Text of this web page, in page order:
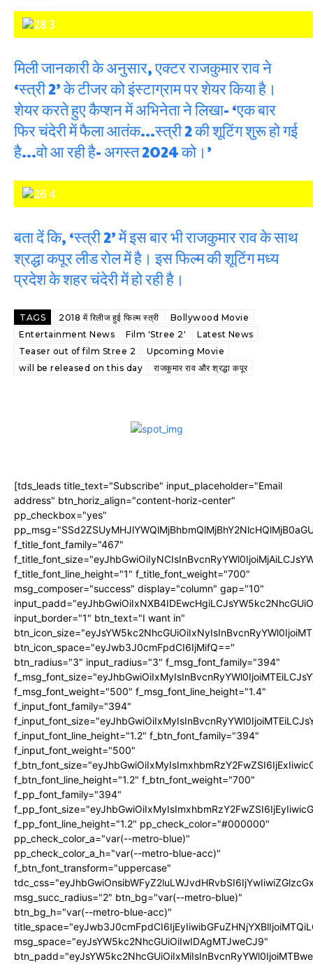
मिली जानकारी के अनुसार, एक्टर राजकुमार राव ने
‘स्त्री 2’ के टीजर को इंस्टाग्राम पर शेयर किया है।
शेयर करते हुए कैप्शन में अभिनेता ने लिखा- ‘एक बार
फिर चंदेरी में फैला आतंक…स्त्री 2 की शूटिंग शुरू हो गई
है…वो आ रही है- अगस्त 2024 को।’
बता दें कि, ‘स्त्री 2’ में इस बार भी राजकुमार राव के साथ
श्रद्धा कपूर लीड रोल में है। इस फिल्म की शूटिंग मध्य
प्रदेश के शहर चंदेरी में हो रही है।
TAGS 2018 में रिलीज हुई फिल्म स्त्री
Bollywood Movie
Entertainment News
Film 'Stree 2'
Latest News
Teaser out of film Stree 2
Upcoming Movie
will be released on this day
राजकुमार राव और श्रद्धा कपूर
[tds_leads title_text="Subscribe" input_placeholder="Email
address" btn_horiz_align="content-horiz-center"
pp_checkbox="yes"
f_title_font_family="467"
f_title_font_line_height="1" f_title_font_weight="700"
msg_composer="success" display="column" gap="10"
input_border="1" btn_text="I want in"
btn_icon_space="eyJwb3J0cmFpdCI6IjMifQ=="
btn_radius="3" input_radius="3" f_msg_font_family="394"
f_msg_font_weight="500" f_msg_font_line_height="1.4"
f_input_font_family="394"
f_input_font_line_height="1.2" f_btn_font_family="394"
f_input_font_weight="500"
f_btn_font_line_height="1.2" f_btn_font_weight="700"
f_pp_font_family="394"
f_pp_font_line_height="1.2" pp_check_color="#000000"
pp_check_color_a="var(--metro-blue)"
pp_check_color_a_h="var(--metro-blue-acc)"
f_btn_font_transform="uppercase"
msg_succ_radius="2" btn_bg="var(--metro-blue)"
btn_bg_h="var(--metro-blue-acc)"
msg_space="eyJsYW5kc2NhcGUiOiIwIDAgMTJweCJ9"